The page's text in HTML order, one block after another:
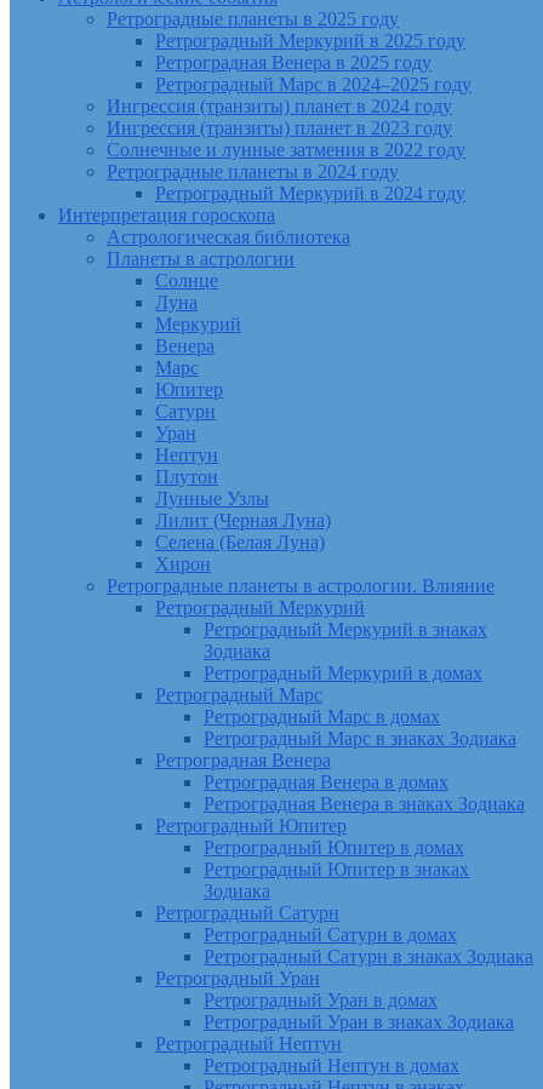
Ретроградные планеты в 2025 году
Ретроградный Меркурий в 2025 году
Ретроградная Венера в 2025 году
Ретроградный Марс в 2024–2025 году
Ингрессия (транзиты) планет в 2024 году
Ингрессия (транзиты) планет в 2023 году
Солнечные и лунные затмения в 2022 году
Ретроградные планеты в 2024 году
Ретроградный Меркурий в 2024 году
Интерпретация гороскопа
Астрологическая библиотека
Планеты в астрологии
Солнце
Луна
Меркурий
Венера
Марс
Юпитер
Сатурн
Уран
Нептун
Плутон
Лунные Узлы
Лилит (Черная Луна)
Селена (Белая Луна)
Хирон
Ретроградные планеты в астрологии. Влияние
Ретроградный Меркурий
Ретроградный Меркурий в знаках
Зодиака
Ретроградный Меркурий в домах
Ретроградный Марс
Ретроградный Марс в домах
Ретроградный Марс в знаках Зодиака
Ретроградная Венера
Ретроградная Венера в домах
Ретроградная Венера в знаках Зодиака
Ретроградный Юпитер
Ретроградный Юпитер в домах
Ретроградный Юпитер в знаках
Зодиака
Ретроградный Сатурн
Ретроградный Сатурн в домах
Ретроградный Сатурн в знаках Зодиака
Ретроградный Уран
Ретроградный Уран в домах
Ретроградный Уран в знаках Зодиака
Ретроградный Нептун
Ретроградный Нептун в домах